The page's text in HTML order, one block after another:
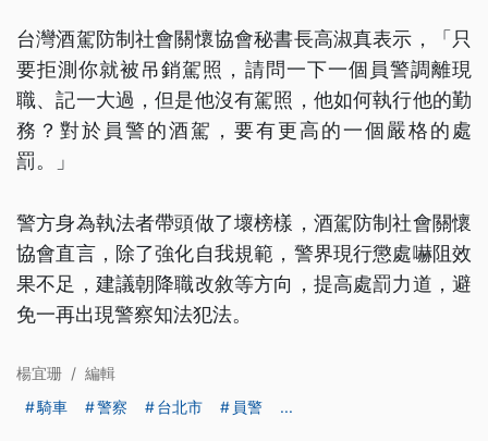
台灣酒駕防制社會關懷協會秘書長高淑真表示，「只
要拒測你就被吊銷駕照，請問一下一個員警調離現
職、記一大過，但是他沒有駕照，他如何執行他的勤
務？對於員警的酒駕，要有更高的一個嚴格的處
罰。」
警方身為執法者帶頭做了壞榜樣，酒駕防制社會關懷
協會直言，除了強化自我規範，警界現行懲處嚇阻效
果不足，建議朝降職改敘等方向，提高處罰力道，避
免一再出現警察知法犯法。
楊宜珊 / 編輯
騎車
警察 台北市 員警 ...